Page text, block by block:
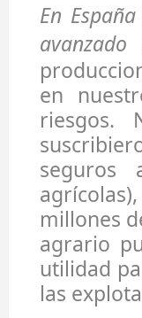
En
en
riesgos.
seguros
millones
agrario
utilidad
las